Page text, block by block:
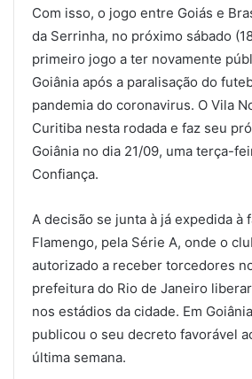
Com isso, o jogo entre Goiás e
da Serrinha, no próximo sábado
primeiro jogo a ter novamente
Goiânia após a paralisação do
pandemia do coronavirus. O Vila
Curitiba nesta rodada e faz seu
Goiânia no dia 21/09, uma terça-
Confiança.
A decisão se junta à já expedida à
Flamengo, pela Série A, onde o
autorizado a receber torcedores
prefeitura do Rio de Janeiro
nos estádios da cidade. Em
publicou o seu decreto favorável
última semana.